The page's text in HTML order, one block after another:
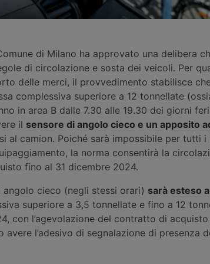
di Milano ha approvato una delibera
di circolazione e sosta dei veicoli. Per
delle merci, il provvedimento stabilisce
complessiva superiore a 12 tonnellate
in area B dalle 7.30 alle 19.30 dei giorni
il sensore di angolo cieco e un apposito
al camion. Poiché sarà impossibile per tutti i
la norma consentirà la
fino al 31 dicembre 2024.
angolo cieco (negli stessi orari) sarà esteso
superiore a 3,5 tonnellate e fino a 12
con l’agevolazione del contratto di
l’adesivo di segnalazione di presenza